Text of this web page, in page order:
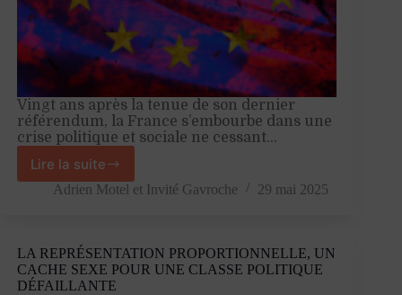
Vingt ans après la tenue de son dernier
référendum, la France s’embourbe dans une
crise politique et sociale ne cessant…
Lire la suite
Depuis
2005,
post-
démocratie
Adrien Motel et Invité Gavroche 29 mai 2025
LA REPRÉSENTATION PROPORTIONNELLE, UN
CACHE SEXE POUR UNE CLASSE POLITIQUE
DÉFAILLANTE